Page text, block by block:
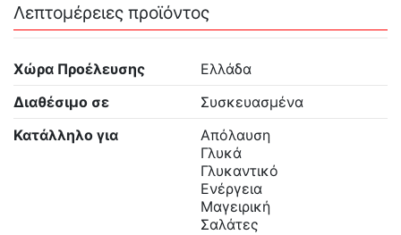
Λεπτομέρειες προϊόντος
Χώρα Προέλευσης
Ελλάδα
Διαθέσιμο σε
Συσκευασμένα
Κατάλληλο για
Aπόλαυση
Γλυκά
Γλυκαντικό
Ενέργεια
Μαγειρική
Σαλάτες